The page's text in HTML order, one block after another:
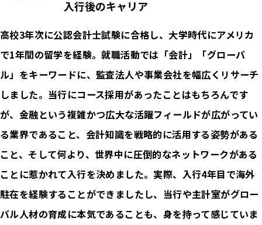
入行後のキャリア
高校3年次に公認会計士試験に合格し、大学時代にアメリカ
で1年間の留学を経験。就職活動では「会計」「グローバ
ル」をキーワードに、監査法人や事業会社を幅広くリサーチ
しました。当行にコース採用があったことはもちろんです
が、金融という複雑かつ広大な活躍フィールドが広がってい
る業界であること、会計知識を戦略的に活用する姿勢がある
こと、そして何より、世界中に圧倒的なネットワークがある
ことに惹かれて入行を決めました。実際、入行4年目で海外
駐在を経験することができましたし、当行や主計室がグロー
バル人材の育成に本気であることも、身を持って感じていま